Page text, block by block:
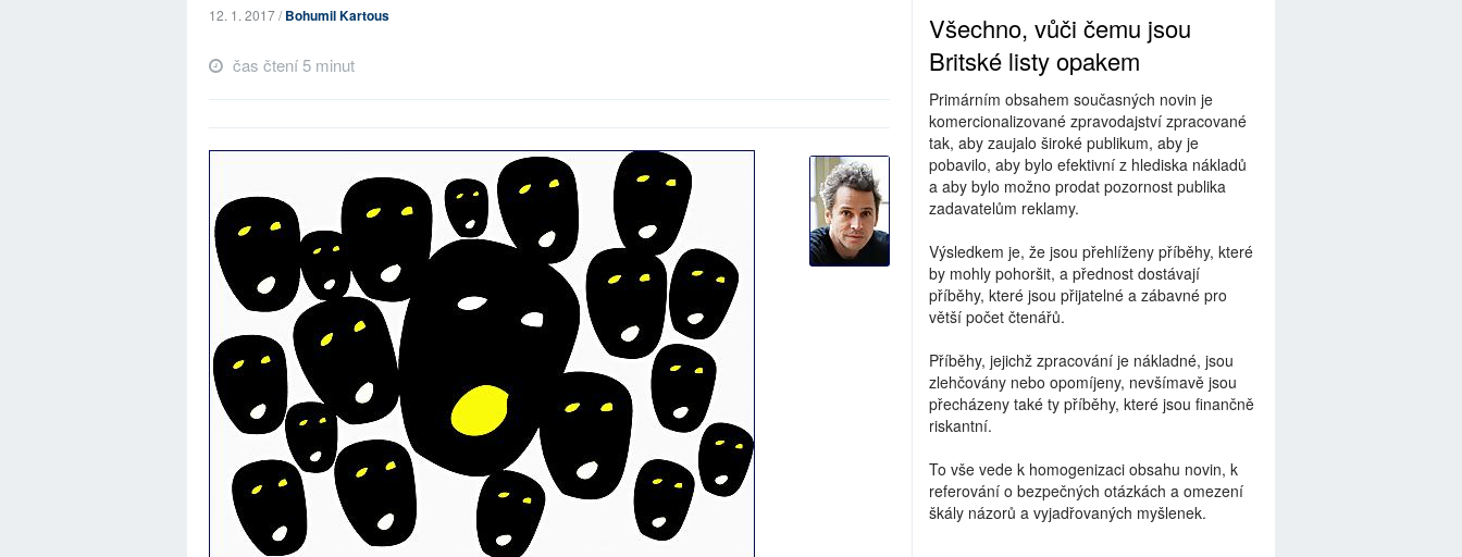
12. 1. 2017 /Bohumil Kartous
čas čtení 5 minut
Všechno, vůči čemu jsou
Britské listy opakem
Primárním obsahem současných novin je
komercionalizované zpravodajství zpracované
tak, aby zaujalo široké publikum, aby je
pobavilo, aby bylo efektivní z hlediska nákladů
a aby bylo možno prodat pozornost publika
zadavatelům reklamy.
Výsledkem je, že jsou přehlíženy příběhy, které
by mohly pohoršit, a přednost dostávají
příběhy, které jsou přijatelné a zábavné pro
větší počet čtenářů.
Příběhy, jejichž zpracování je nákladné, jsou
zlehčovány nebo opomíjeny, nevšímavě jsou
přecházeny také ty příběhy, které jsou finančně
riskantní.
To vše vede k homogenizaci obsahu novin, k
referování o bezpečných otázkách a omezení
škály názorů a vyjadřovaných myšlenek.